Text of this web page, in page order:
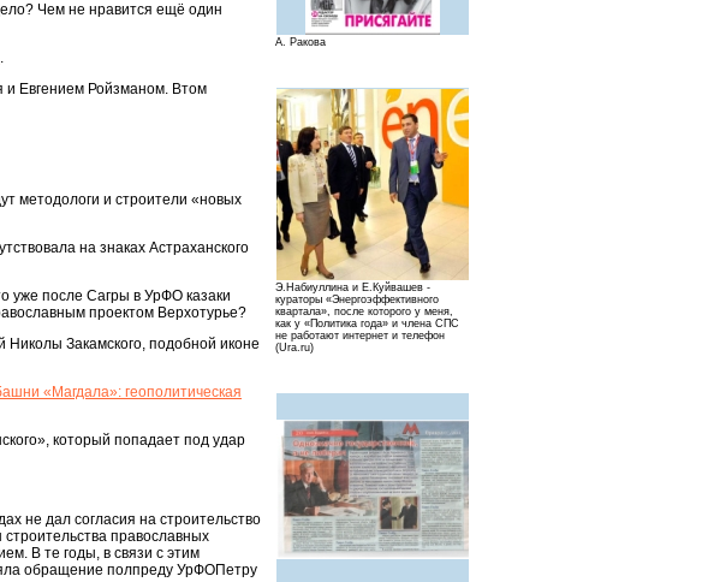
А. Ракова
Э.Набиуллина и Е.Куйвашев -
кураторы «Энергоэффективного
квартала», после которого у меня,
как у «Политика года» и члена СПС
не работают интернет и телефон
(Ura.ru)
Чем не нравится ещё один
.
и Евгением Ройзманом. Втом
методологи и строители «новых
на знаках Астраханского
уже после Сагры в УрФО казаки
проектом Верхотурье?
Николы Закамского, подобной иконе
«Магдала»: геополитическая
который попадает под удар
не дал согласия на строительство
православных
В те годы, в связи с этим
обращение полпреду УрФОПетру